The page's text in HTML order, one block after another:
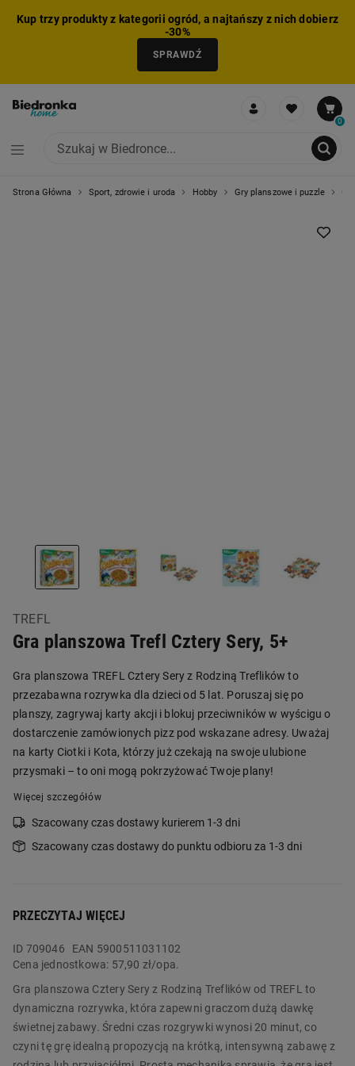
Kup trzy produkty z kategorii ogród, a najtańszy z nich dobierz
-30%
SPRAWDŹ
0
Strona Główna Sport, zdrowie i uroda Hobby Gry planszowe i puzzle
TREFL
Gra planszowa Trefl Cztery Sery, 5+
Gra planszowa TREFL Cztery Sery z Rodziną Treflików to
przezabawna rozrywka dla dzieci od 5 lat. Poruszaj się po
planszy, zagrywaj karty akcji i blokuj przeciwników w wyścigu o
dostarczenie zamówionych pizz pod wskazane adresy. Uważaj
na karty Ciotki i Kota, którzy już czekają na swoje ulubione
przysmaki – to oni mogą pokrzyżować Twoje plany!
Więcej szczegółów
Szacowany czas dostawy kurierem 1-3 dni
Szacowany czas dostawy do punktu odbioru za 1-3 dni
PRZECZYTAJ WIĘCEJ
ID 709046
EAN 5900511031102
Cena jednostkowa: 57,90 zł/opa.
Gra planszowa Cztery Sery z Rodziną Treflików od TREFL to
dynamiczna rozrywka, która zapewni graczom dużą dawkę
świetnej zabawy. Średni czas rozgrywki wynosi 20 minut, co
czyni tę grę idealną propozycją na krótką, intensywną zabawę z